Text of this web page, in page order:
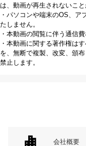
は、動画が再生されないこと
・パソコンや端末のOS、
たしません。
・本動画の閲覧に伴う通信
・本動画に関する著作権は
を、無断で複製、改変、頒
禁止します。
会社概要